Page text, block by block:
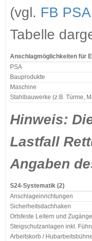
(vgl. FB
Tabelle
Anschlagmöglichkeiten für
PSA
Bauprodukte
Maschine
Stahlbauwerke (z.B. Türme,
Hinweis:
Lastfall
Angaben
S24-Systematik (2)
Anschlageinrichtungen
Sicherheitsdachhaken
Ortsfeste Leitern und Zugänge
Steigschutzanlagen inkl.
Arbeitskorb / Hubarbeitsbühne